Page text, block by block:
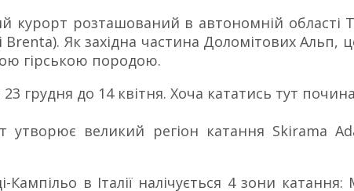
курорт розташований в автономній області
Як західна частина Доломітових
гірською породою.
грудня до 14 квітня. Хоча кататись тут
утворює великий регіон катання Skirama
в Італії налічується 4 зони